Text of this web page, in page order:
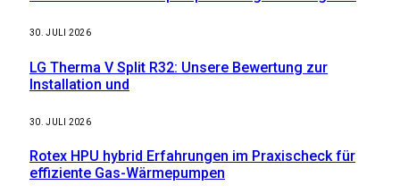
30. JULI 2026
LG Therma V Split R32: Unsere Bewertung zur
Installation und
30. JULI 2026
Rotex HPU hybrid Erfahrungen im Praxischeck für
effiziente Gas-Wärmepumpen